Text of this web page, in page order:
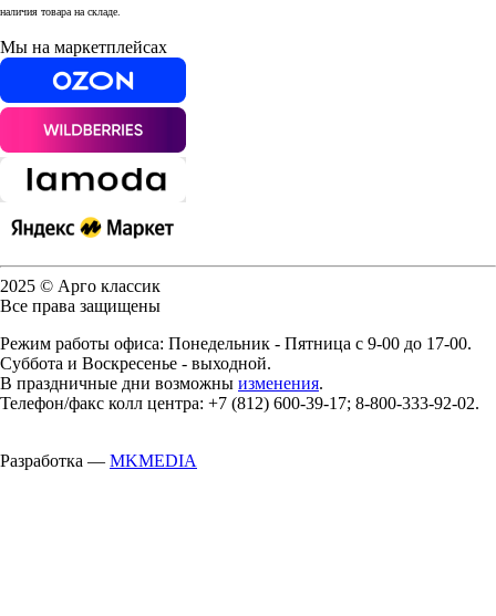
наличия товара на складе.
Мы на маркетплейсах
2025 © Арго классик
Все права защищены
Режим работы офиса: Понедельник - Пятница с 9-00 до 17-00.
Суббота и Воскресенье - выходной.
В праздничные дни возможны изменения.
Телефон/факс колл центра: +7 (812) 600-39-17; 8-800-333-92-02.
Разработка — MKMEDIA